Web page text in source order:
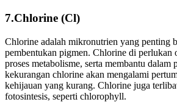
7.Chlorine (Cl)
Chlorine adalah mikronutrien yang penting
pembentukan pigmen. Chlorine di perlukan
proses metabolisme, serta membantu
kekurangan chlorine akan mengalami
kehijauan yang kurang. Chlorine juga
fotosintesis, seperti chlorophyll.